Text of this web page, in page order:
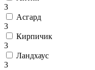
3
Асгард
3
Кирпичик
3
Ландхаус
3